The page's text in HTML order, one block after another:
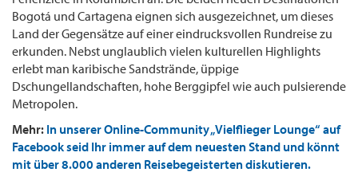
Bogotá und Cartagena eignen sich ausgezeichnet, um dieses
Land der Gegensätze auf einer eindrucksvollen Rundreise zu
erkunden. Nebst unglaublich vielen kulturellen Highlights
erlebt man karibische Sandstrände, üppige
Dschungellandschaften, hohe Berggipfel wie auch pulsierende
Metropolen.
Mehr: In unserer Online-Community „Vielflieger Lounge“ auf
Facebook seid Ihr immer auf dem neuesten Stand und könnt
mit über 8.000 anderen Reisebegeisterten diskutieren.